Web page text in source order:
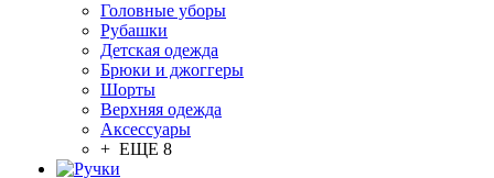
Головные уборы
Рубашки
Детская одежда
Брюки и джоггеры
Шорты
Верхняя одежда
Аксессуары
+ ЕЩЕ 8